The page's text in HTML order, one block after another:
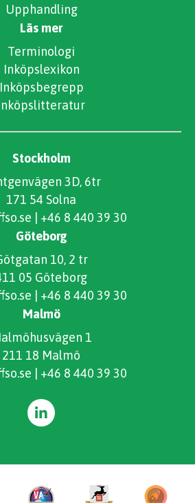
Upphandling
Läs mer
Terminologi
Inköpslexikon
Inköpsbegrepp
Stockholm
3D, 6tr
171 54 Solna
+46 8 440 39 30
Göteborg
10, 2 tr
05 Göteborg
+46 8 440 39 30
Malmö
1
211 18 Malmö
+46 8 440 39 30